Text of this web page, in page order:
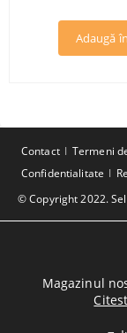
© Copyright 2022.
Contact Termeni
Confidentialitate
Magazinul